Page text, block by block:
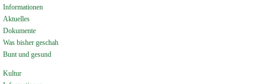
Informationen
Aktuelles
Dokumente
Was bisher geschah
Bunt und gesund
Kultur